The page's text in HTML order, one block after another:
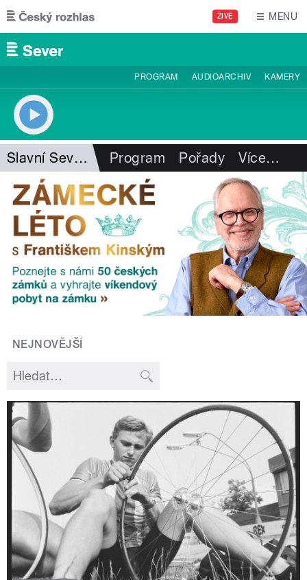
Přejít k hlavnímu obsahu
ŽIVĚ MENU
PROGRAM AUDIOARCHIV KAMERY
Slavní Severočeši Program Pořady Více…
NEJNOVĚJŠÍ